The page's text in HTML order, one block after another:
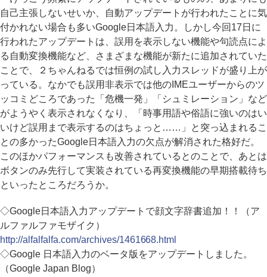
自己主張しないせいか、自動アップデートが行われたことに気
付かれない場合も多いGoogle日本語入力。しかし今回17日に
行われたアップデートは、誤用を表示しない機能や句読点によ
る自動変換機能など、さまざまな機能が新たに追加されていた
ことで、２ちゃんねるでは恒例の試し入力スレッドが盛り上が
っている。なかでも誤用非表示では他のIMEユーザーからのツ
ッコミどころであった「危機一発」「シュミレーション」など
がようやく表示されなくなり、「時事用語や俗語に強いのはい
いけど誤用まで表示するのはちょっと……」と突っ込まれるこ
との多かったGoogle日本語入力の欠点が解消された格好だ。
このほかパフォーマンスも改善されているとのことで、あとは
ボタンのみ先行して実装されている再変換機能の早期搭載待ち
といったところだろうか。
◇Google日本語入力アップデートで顔文字辞書追加！！（ア
ルファルファモザイク）
http://alfalfalfa.com/archives/1461668.html
◇Google 日本語入力のベータ版をアップデートしました。
（Google Japan Blog）